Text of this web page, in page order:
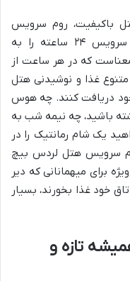
باکیفیت، روم سرویس
است. هتل لردس بیچ با افتخار روم سرویس ۲۴ ساعته را به
که در هر ساعت از
متنوع غذا و نوشیدنی هتل
دریافت کنند. چه هوس
باشید، چه نیمه شب به
یک شام رمانتیک را در
سرویس هتل لردس بیچ
برای میهمانانی که دیر
خود غذا بخورند، بسیار
تازه و